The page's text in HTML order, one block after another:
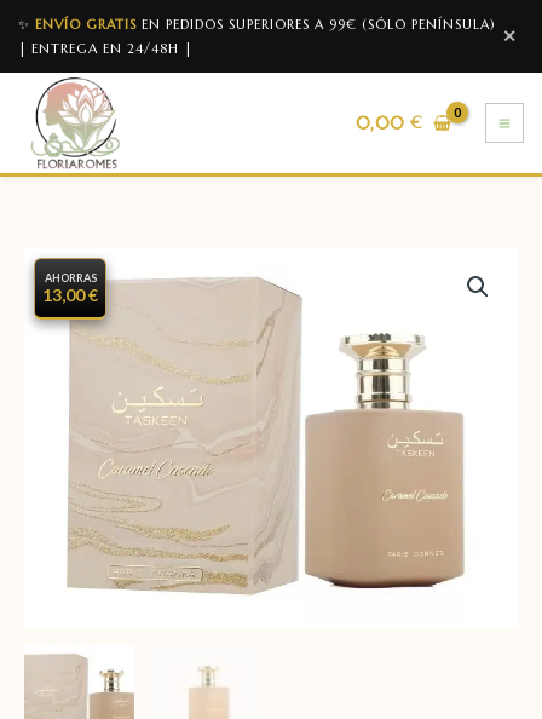
✨ ENVÍO GRATIS EN PEDIDOS SUPERIORES A 99€ (SÓLO PENÍNSULA)
| ENTREGA EN 24/48H |
✕
0,00€
AHORRAS
13,00 €